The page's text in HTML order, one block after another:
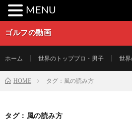
ゴルフの動画
ホーム 世界のトッププロ・男子 世界
HOME タグ：風の読み方
タグ：風の読み方
MENU